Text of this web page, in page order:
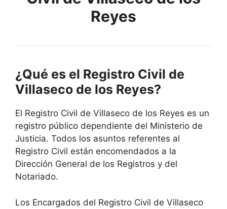
Reyes
¿Qué es el Registro Civil de
Villaseco de los Reyes?
El Registro Civil de Villaseco de los Reyes es un
registro público dependiente del Ministerio de
Justicia. Todos los asuntos referentes al
Registro Civil están encomendados a la
Dirección General de los Registros y del
Notariado.
Los Encargados del Registro Civil de Villaseco